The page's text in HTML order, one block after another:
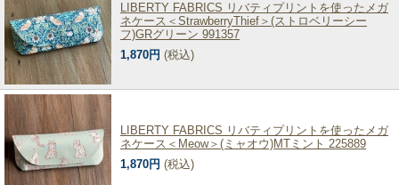
LIBERTY FABRICS リバティプリントを使ったメガ
ネケース＜StrawberryThief＞(ストロベリーシー
フ)GRグリーン 991357
1,870円 (税込)
LIBERTY FABRICS リバティプリントを使ったメガ
ネケース＜Meow＞(ミャオウ)MTミント 225889
1,870円 (税込)